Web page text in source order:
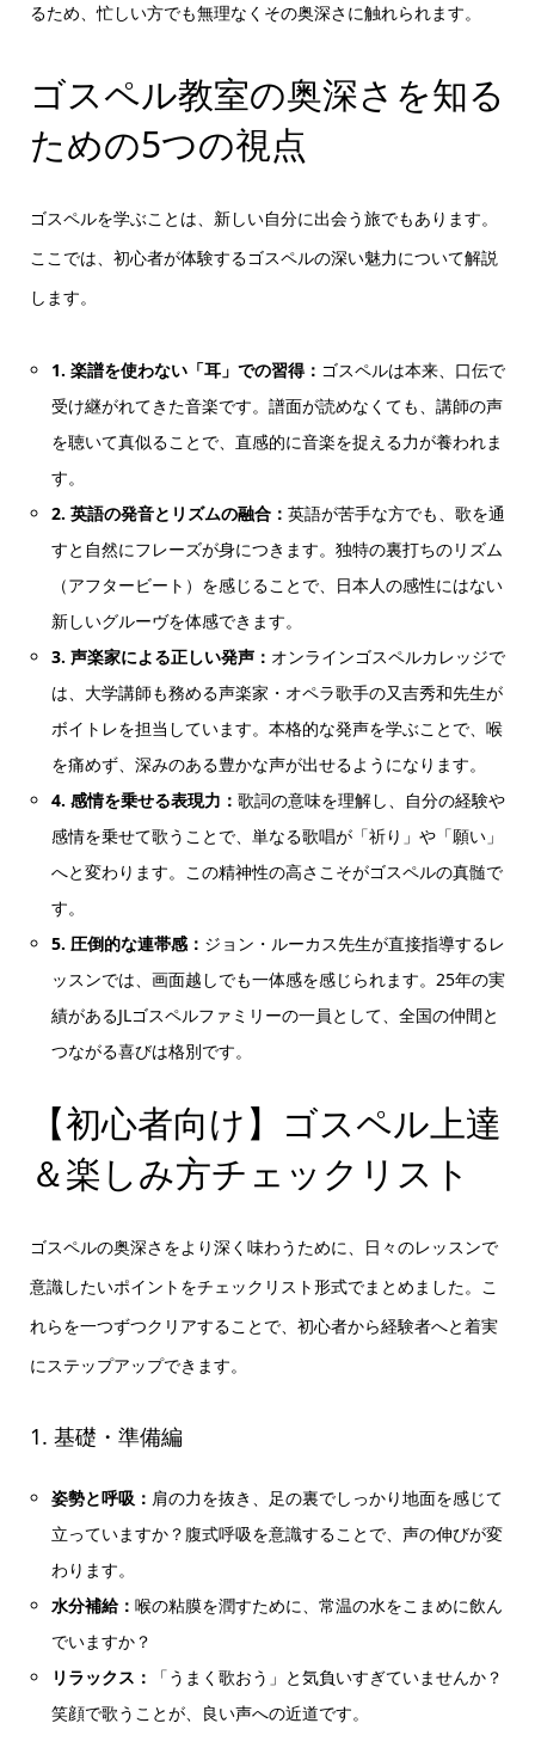
るため、忙しい方でも無理なくその奥深さに触れられます。
ゴスペル教室の奥深さを知る
ための5つの視点
ゴスペルを学ぶことは、新しい自分に出会う旅でもあります。
ここでは、初心者が体験するゴスペルの深い魅力について解説
します。
1. 楽譜を使わない「耳」での習得： ゴスペルは本来、口伝で
受け継がれてきた音楽です。譜面が読めなくても、講師の声
を聴いて真似ることで、直感的に音楽を捉える力が養われま
す。
2. 英語の発音とリズムの融合：英語が苦手な方でも、歌を通
すと自然にフレーズが身につきます。独特の裏打ちのリズム
（アフタービート）を感じることで、日本人の感性にはない
新しいグルーヴを体感できます。
3. 声楽家による正しい発声： オンラインゴスペルカレッジで
は、大学講師も務める声楽家・オペラ歌手の又吉秀和先生が
ボイトレを担当しています。本格的な発声を学ぶことで、喉
を痛めず、深みのある豊かな声が出せるようになります。
4. 感情を乗せる表現力：歌詞の意味を理解し、自分の経験や
感情を乗せて歌うことで、単なる歌唱が「祈り」や「願い」
へと変わります。この精神性の高さこそがゴスペルの真髄で
す。
5. 圧倒的な連帯感： ジョン・ルーカス先生が直接指導するレ
ッスンでは、画面越しでも一体感を感じられます。25年の実
績があるJLゴスペルファミリーの一員として、全国の仲間と
つながる喜びは格別です。
【初心者向け】ゴスペル上達
＆楽しみ方チェックリスト
ゴスペルの奥深さをより深く味わうために、日々のレッスンで
意識したいポイントをチェックリスト形式でまとめました。こ
れらを一つずつクリアすることで、初心者から経験者へと着実
にステップアップできます。
1. 基礎・準備編
姿勢と呼吸： 肩の力を抜き、足の裏でしっかり地面を感じて
立っていますか？腹式呼吸を意識することで、声の伸びが変
わります。
水分補給：喉の粘膜を潤すために、常温の水をこまめに飲ん
でいますか？
リラックス：
「うまく歌おう」と気負いすぎていませんか？
笑顔で歌うことが、良い声への近道です。